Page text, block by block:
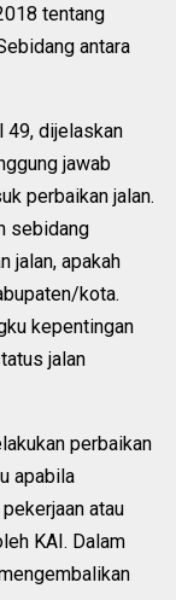
tentang
antara
49, dijelaskan
jawab
perbaikan jalan.
sebidang
jalan, apakah
kota.
kepentingan
jalan
perbaikan
apabila
atau
KAI. Dalam